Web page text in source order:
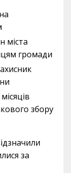
міста
громади
збору
за